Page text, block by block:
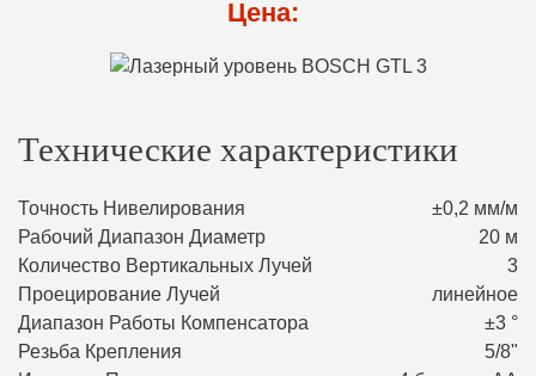
Цена:
Технические характеристики
Точность Нивелирования
±0,2 мм/м
Рабочий Диапазон Диаметр
20 м
Количество Вертикальных Лучей
3
Проецирование Лучей
линейное
Диапазон Работы Компенсатора
±3 °
Резьба Крепления
5/8"